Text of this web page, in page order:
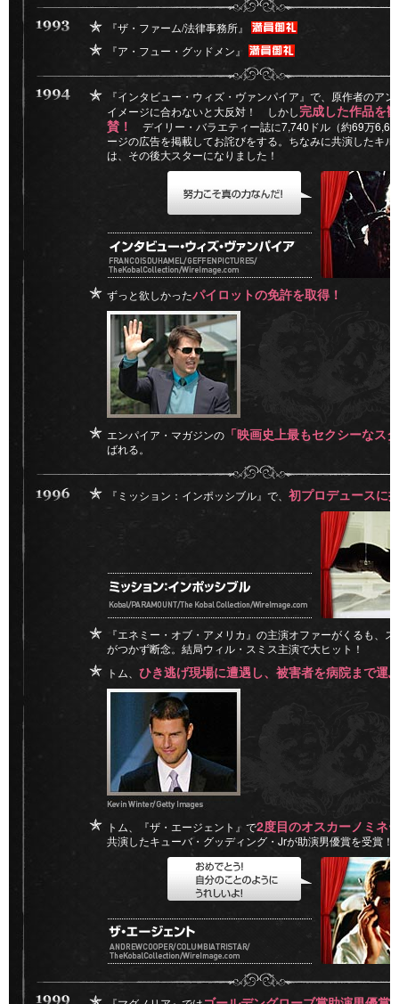
『ザ・ファーム/法律事務所』
『ア・フュー・グッドメン』
『インタビュー・ウィズ・ヴァンパイア』で、原作者のア
イメージに合わないと大反対！ しかし完成した作品を
賛！
デイリー・バラエティー誌に7,740ドル（約69万
ージの広告を掲載してお詫びをする。ちなみに共演したキ
は、その後大スターになりました！
ずっと欲しかったパイロットの免許を取得！
エンパイア・マガジンの 「映画史上最もセクシーなス
ばれる。
『ミッション：インポッシブル』で、 初プロデュースに
『エネミー・オブ・アメリカ』の主演オファーがくるも、
がつかず断念。結局ウィル・スミス主演で大ヒット！
トム、 ひき逃げ現場に遭遇し、被害者を病院まで運
トム、『ザ・エージェント』で2度目のオスカーノミネ
共演したキューバ・グッディング・Jrが助演男優賞を受賞！